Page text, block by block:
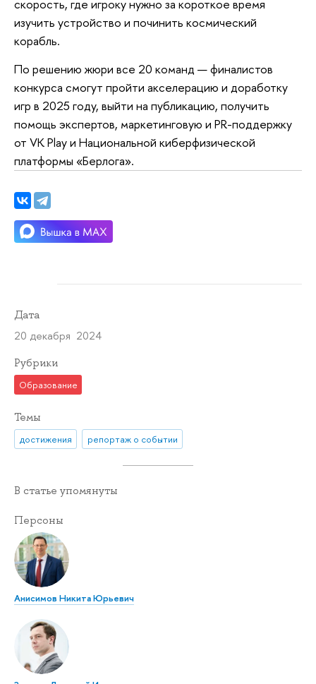
скорость, где игроку нужно за короткое время
изучить устройство и починить космический
корабль.
По решению жюри все 20 команд — финалистов
конкурса смогут пройти акселерацию и доработку
игр в 2025 году, выйти на публикацию, получить
помощь экспертов, маркетинговую и PR-поддержку
от VK Play и Национальной киберфизической
платформы «Берлога».
Дата
20 декабря 2024
Рубрики
Образование
Темы
достижения репортаж о событии
В статье упомянуты
Персоны
Анисимов Никита Юрьевич